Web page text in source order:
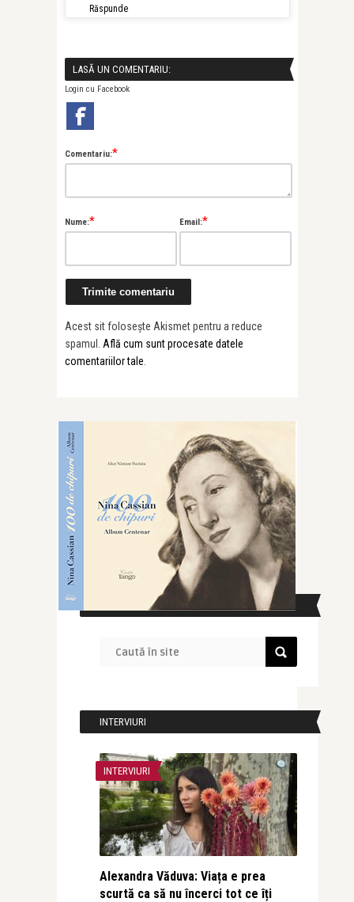
Răspunde
LASĂ UN COMENTARIU:
Login cu Facebook
Comentariu:*
Nume:* Email:*
Acest sit folosește Akismet pentru a reduce
spamul. Află cum sunt procesate datele
comentariilor tale
CAUTĂ ÎN SITE
INTERVIURI
INTERVIURI
Alexandra Văduva: Viața e prea
scurtă ca să nu încerci tot ce îți